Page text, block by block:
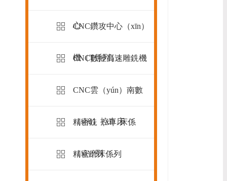
心
CNC鑽攻中心（xīn）
機（T係列）
CNC數控高速雕銑機
CNC雲（yún）南數
（shù）控車床
精密銑（xǐ）床係
（xì）列
精密磨床係列